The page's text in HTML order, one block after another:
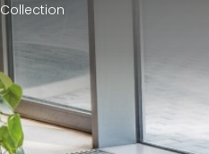
Collection